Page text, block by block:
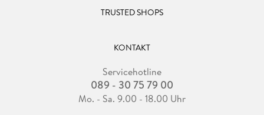
TRUSTED SHOPS
KONTAKT
Servicehotline
089 - 30 75 79 00
Mo. - Sa. 9.00 - 18.00 Uhr